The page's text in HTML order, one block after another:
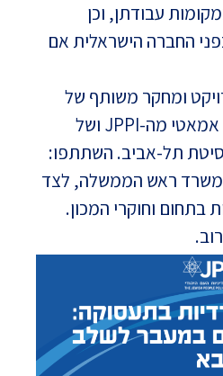
עבודתן, וכן
החברה הישראלית אם
ומחקר משותף של
ד"ר רבקה רביץ וד"ר גילה אמאטי מה-JPPI ושל
תל-אביב. השתתפו:
ראש הממשלה, לצד
בתחום וחוקרי המכון.